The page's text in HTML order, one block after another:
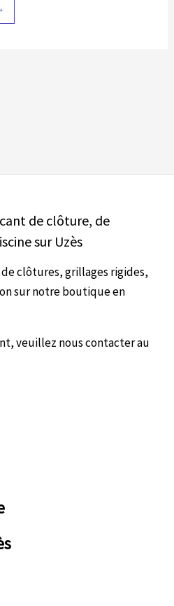
de clôture, de
sur Uzès
clôtures, grillages rigides,
sur notre boutique en
veuillez nous contacter au